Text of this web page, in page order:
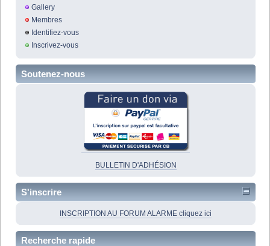
Gallery
Membres
Identifiez-vous
Inscrivez-vous
Soutenez-nous
BULLETIN D'ADHÉSION
S'inscrire
INSCRIPTION AU FORUM ALARME cliquez ici
Recherche rapide